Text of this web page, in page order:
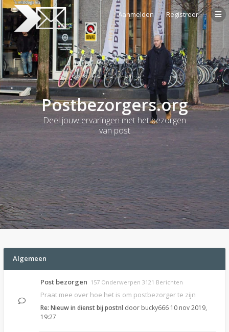
Aanmelden Registreer
Postbezorgers.org
Deel jouw ervaringen met het bezorgen
van post
Algemeen
Post bezorgen 157 Onderwerpen 3121 Berichten
Praat mee over hoe het is om postbezorger te zijn
Re: Nieuw in dienst bij postnl door bucky666 10 nov 2019,
19:27